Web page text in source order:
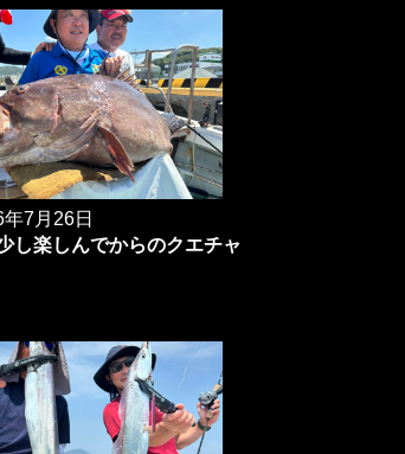
7月26日
し楽しんでからのクエチャ